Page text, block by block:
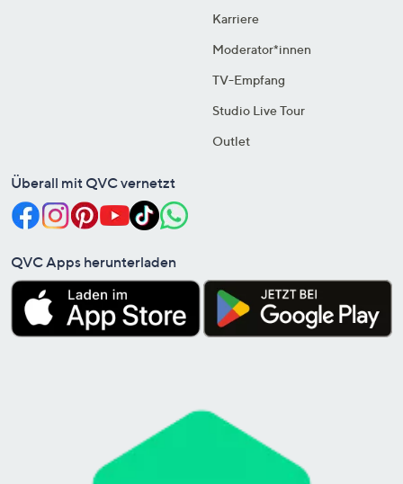
Karriere
Moderator*innen
TV-Empfang
Studio Live Tour
Outlet
Überall mit QVC vernetzt
QVC Apps herunterladen